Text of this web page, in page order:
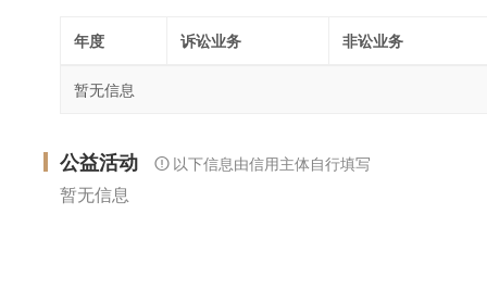
年度 诉讼业务 非讼业务
暂无信息
公益活动 以下信息由信用主体自行填写
暂无信息